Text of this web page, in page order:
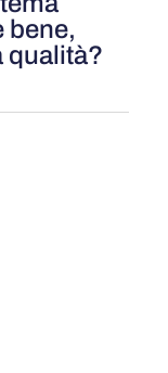
bene,
qualità?